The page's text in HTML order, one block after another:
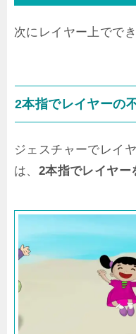
次にレイヤー上でで
2本指でレイヤーの
ジェスチャーでレイ
は、 2本指でレイヤー